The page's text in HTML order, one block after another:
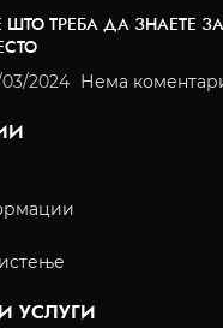
ШТО ТРЕБА ДА ЗНАЕТЕ
03/2024 Нема
УСЛУГИ